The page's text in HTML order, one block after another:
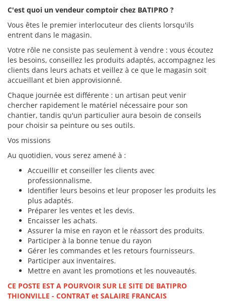
C'est quoi un vendeur comptoir chez BATIPRO ?
Vous êtes le premier interlocuteur des clients lorsqu'ils
entrent dans le magasin.
Votre rôle ne consiste pas seulement à vendre : vous écoutez
les besoins, conseillez les produits adaptés, accompagnez les
clients dans leurs achats et veillez à ce que le magasin soit
accueillant et bien approvisionné.
Chaque journée est différente : un artisan peut venir
chercher rapidement le matériel nécessaire pour son
chantier, tandis qu'un particulier aura besoin de conseils
pour choisir sa peinture ou ses outils.
Vos missions
Au quotidien, vous serez amené à :
Accueillir et conseiller les clients avec
professionnalisme.
Identifier leurs besoins et leur proposer les produits les
plus adaptés.
Préparer les ventes et les devis.
Encaisser les achats.
Assurer la mise en rayon et le réassort des produits.
Participer à la bonne tenue du rayon
Gérer les commandes et les retours fournisseurs.
Participer aux inventaires.
Mettre en avant les promotions et les nouveautés.
CE POSTE EST A POURVOIR SUR LE SITE DE BATIPRO
THIONVILLE - CONTRAT et SALAIRE FRANCAIS